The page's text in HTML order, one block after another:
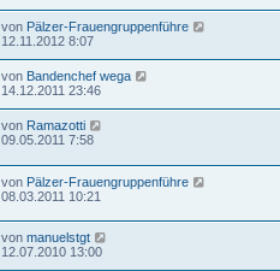
von Pälzer-Frauengruppenführe
12.11.2012 8:07
von Bandenchef wega
14.12.2011 23:46
von Ramazotti
09.05.2011 7:58
von Pälzer-Frauengruppenführe
08.03.2011 10:21
von manuelstgt
12.07.2010 13:00